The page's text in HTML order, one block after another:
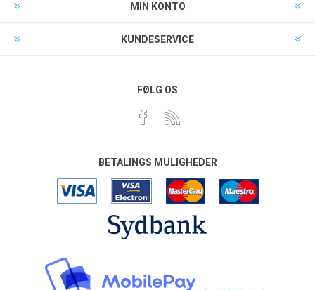
MIN KONTO
KUNDESERVICE
FØLG OS
BETALINGS MULIGHEDER